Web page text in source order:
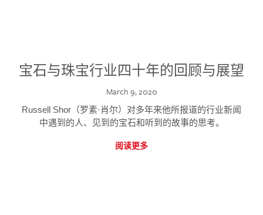
宝石与珠宝行业四十年的回顾与展望
March 9, 2020
Russell Shor（罗素·肖尔）对多年来他所报道的行业新闻
中遇到的人、见到的宝石和听到的故事的思考。
阅读更多